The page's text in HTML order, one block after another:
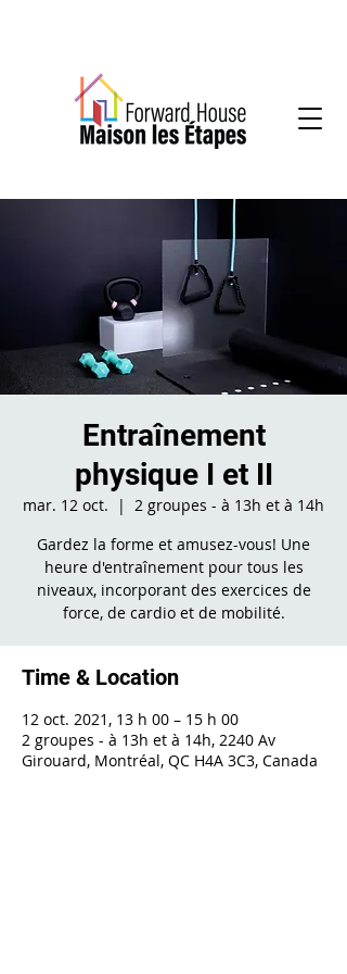
Entraînement
physique I et II
mar. 12 oct.
  |
2 groupes - à 13h et à 14h
Gardez la forme et amusez-vous! Une
heure d'entraînement pour tous les
niveaux, incorporant des exercices de
force, de cardio et de mobilité.
Time & Location
12 oct. 2021, 13 h 00 – 15 h 00
2 groupes - à 13h et à 14h, 2240 Av
Girouard, Montréal, QC H4A 3C3, Canada